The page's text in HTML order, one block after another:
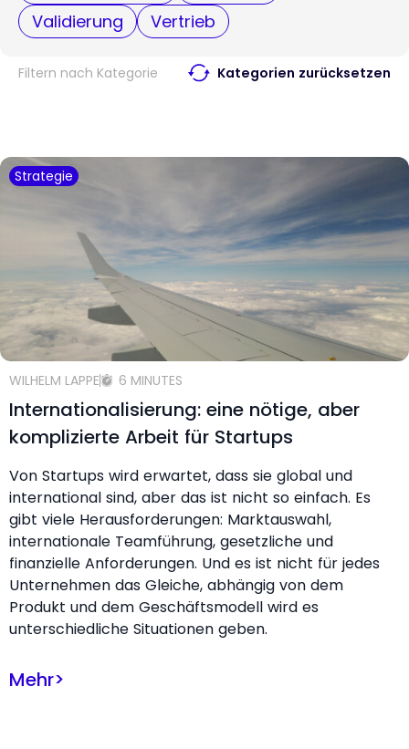
Validierung
Vertrieb
Filtern nach Kategorie Kategorien zurücksetzen
Strategie
WILHELM LAPPE 6 MINUTES
Internationalisierung: eine nötige, aber
komplizierte Arbeit für Startups
Von Startups wird erwartet, dass sie global und
international sind, aber das ist nicht so einfach. Es
gibt viele Herausforderungen: Marktauswahl,
internationale Teamführung, gesetzliche und
finanzielle Anforderungen. Und es ist nicht für jedes
Unternehmen das Gleiche, abhängig von dem
Produkt und dem Geschäftsmodell wird es
unterschiedliche Situationen geben.
Mehr>